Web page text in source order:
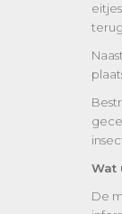
Wat
De